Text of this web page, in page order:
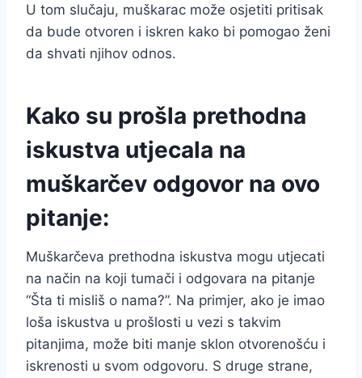
U tom slučaju, muškarac može osjetiti pritisak
da bude otvoren i iskren kako bi pomogao ženi
da shvati njihov odnos.
Kako su prošla prethodna
iskustva utjecala na
muškarčev odgovor na ovo
pitanje:
Muškarčeva prethodna iskustva mogu utjecati
na način na koji tumači i odgovara na pitanje
“Šta ti misliš o nama?”. Na primjer, ako je imao
loša iskustva u prošlosti u vezi s takvim
pitanjima, može biti manje sklon otvorenošću i
iskrenosti u svom odgovoru. S druge strane,